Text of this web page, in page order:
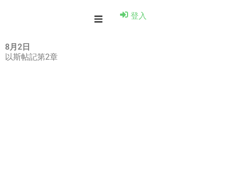
登入
8月2日
以斯帖記第2章